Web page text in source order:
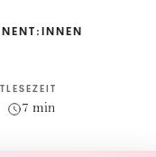
LESEZEIT
7 min